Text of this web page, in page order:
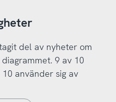
del av nyheter om
9 av 10
använder sig av